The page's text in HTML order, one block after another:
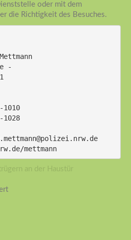
oder mit dem
die Richtigkeit des Besuches.
-
1028
mettmann
an der Haustür